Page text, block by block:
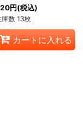
円(税込)
庫数 13枚
カートに入れる